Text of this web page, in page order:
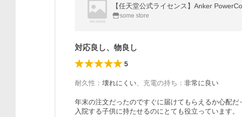
【任天堂公式ライセンス】Anker
some store
対応良し、物良し
5
耐久性 ： 壊れにくい 充電の持ち ： 非常に良い
年末の注文だったのですぐに届けてもらえるか心配だ